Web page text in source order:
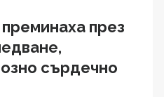
през
сърдечно